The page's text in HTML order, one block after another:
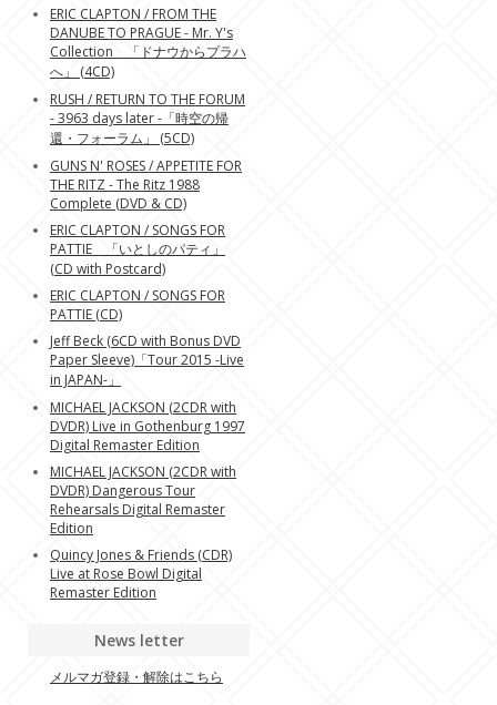
ERIC CLAPTON / FROM THE
DANUBE TO PRAGUE - Mr. Y's
Collection 「ドナウからプラハ
へ」 (4CD)
RUSH / RETURN TO THE FORUM
- 3963 days later -「時空の帰
還・フォーラム」 (5CD)
GUNS N' ROSES / APPETITE FOR
THE RITZ - The Ritz 1988
Complete (DVD & CD)
ERIC CLAPTON / SONGS FOR
PATTIE 「いとしのパティ」
(CD with Postcard)
ERIC CLAPTON / SONGS FOR
PATTIE (CD)
Jeff Beck (6CD with Bonus DVD
Paper Sleeve)「Tour 2015 -Live
in JAPAN-」
MICHAEL JACKSON (2CDR with
DVDR) Live in Gothenburg 1997
Digital Remaster Edition
MICHAEL JACKSON (2CDR with
DVDR) Dangerous Tour
Rehearsals Digital Remaster
Edition
Quincy Jones & Friends (CDR)
Live at Rose Bowl Digital
Remaster Edition
News letter
メルマガ登録・解除はこちら